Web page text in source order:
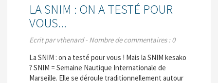
LA SNIM : ON A TESTÉ POUR
VOUS...
Ecrit par vthenard - Nombre de commentaires : 0
La SNIM : on a testé pour vous ! Mais la SNIM kesako
? SNIM = Semaine Nautique Internationale de
Marseille. Elle se déroule traditionnellement autour